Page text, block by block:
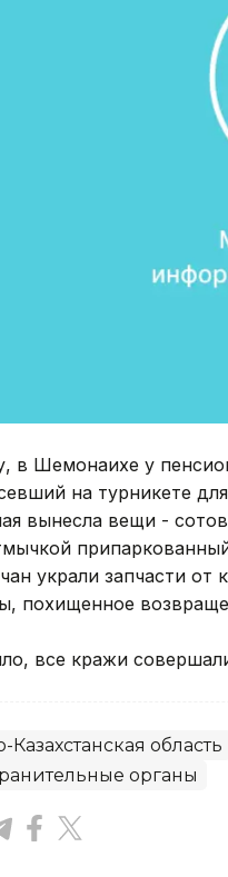
в Шемонаихе у
на турникете
вынесла вещи -
украли запчасти
похищенное
все кражи
Казахстанская область
органы